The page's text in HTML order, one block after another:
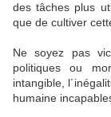
des tâches plus
que de cultiver
Ne soyez pas
politiques ou
intangible,
humaine